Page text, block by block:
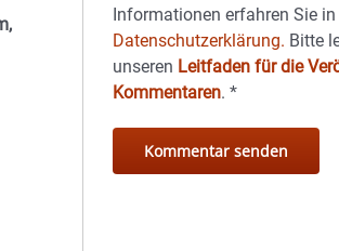
Informationen erfahren Sie in
Datenschutzerklärung. Bitte
unseren Leitfaden für die
Kommentaren.*